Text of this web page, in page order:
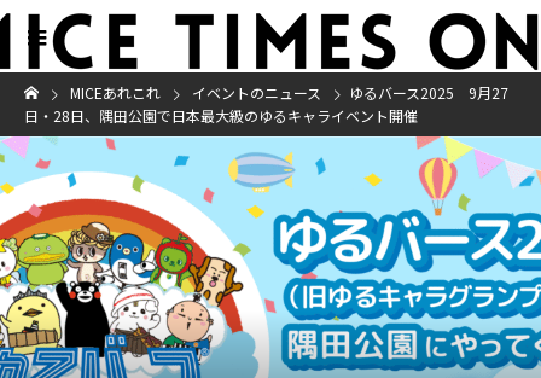
MICEあれこれ イベントのニュース
ゆるバース2025 9月27
日・28日、隅田公園で日本最大級のゆるキャライベント開催